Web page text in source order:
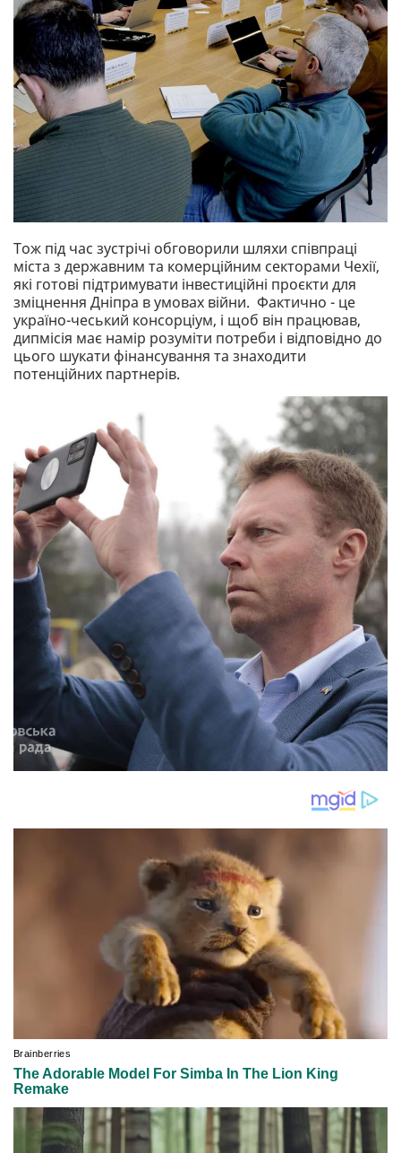
Тож під час зустрічі обговорили шляхи співпраці
міста з державним та комерційним секторами Чехії,
які готові підтримувати інвестиційні проєкти для
зміцнення Дніпра в умовах війни. Фактично - це
україно-чеський консорціум, і щоб він працював,
дипмісія має намір розуміти потреби і відповідно до
цього шукати фінансування та знаходити
потенційних партнерів.